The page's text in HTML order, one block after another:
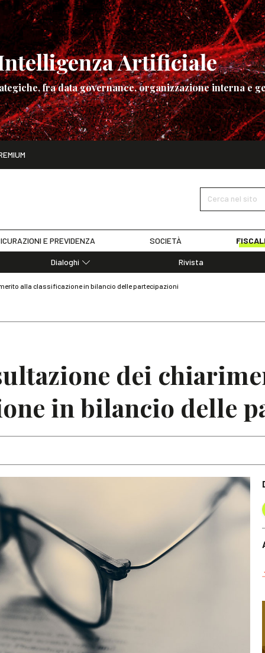
Artificiale
fra data governance, organizzazione interna e
Cerca nel sito
E PREVIDENZA SOCIETÀ
Dialoghi
Rivista
alla classificazione in bilancio delle partecipazioni
dei
in bilancio delle